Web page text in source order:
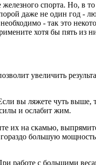
спорта. Но, в
даже не один год
- так это
хотя бы пять из
увеличить
вы ляжете чуть выше,
и ослабит жим.
их на скамью,
большую
работе с большими